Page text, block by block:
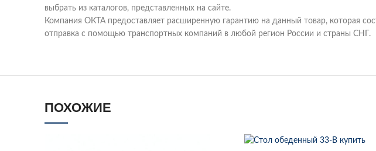
выбрать из каталогов, представленных на сайте.
Компания ОКТА предоставляет расширенную гарантию на данный товар, которая
отправка с помощью транспортных компаний в любой регион России и страны СНГ.
ПОХОЖИЕ